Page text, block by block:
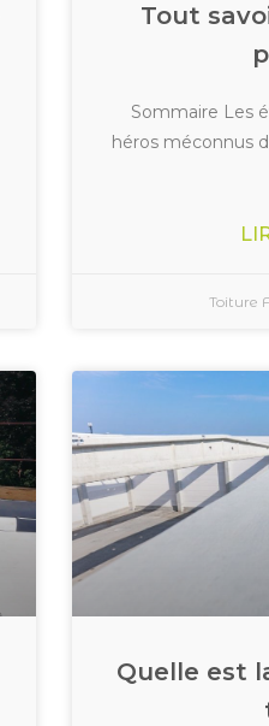
Tout
Sommaire Les
héros méconnus
Toiture
Quelle est